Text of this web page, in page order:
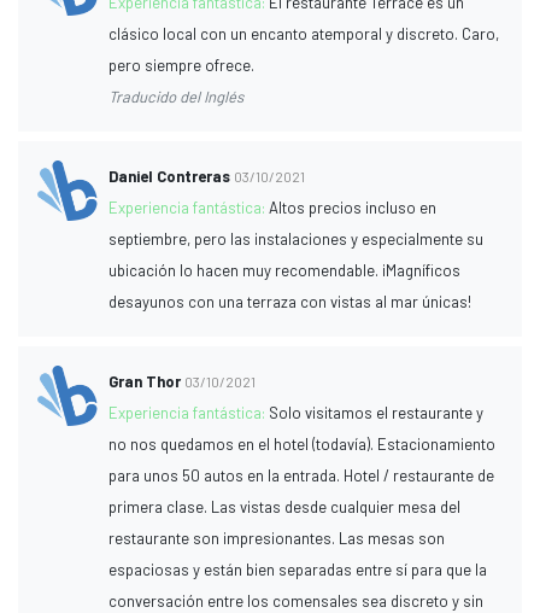
clásico local con un encanto atemporal y discreto. Caro,
pero siempre ofrece.
Traducido del Inglés
Daniel Contreras 03/10/2021
Experiencia fantástica:Altos precios incluso en
septiembre, pero las instalaciones y especialmente su
ubicación lo hacen muy recomendable. ¡Magníficos
desayunos con una terraza con vistas al mar únicas!
Gran Thor 03/10/2021
Experiencia fantástica: Solo visitamos el restaurante y
no nos quedamos en el hotel (todavía). Estacionamiento
para unos 50 autos en la entrada. Hotel / restaurante de
primera clase. Las vistas desde cualquier mesa del
restaurante son impresionantes. Las mesas son
espaciosas y están bien separadas entre sí para que la
conversación entre los comensales sea discreto y sin